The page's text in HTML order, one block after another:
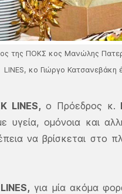
της ΠΟΚΣ κος Μανώλης
LINES, κο Γιώργο Κατσανεβάκη
LINES, ο Πρόεδρος κ.
υγεία, ομόνοια και
να βρίσκεται
για μία ακόμα